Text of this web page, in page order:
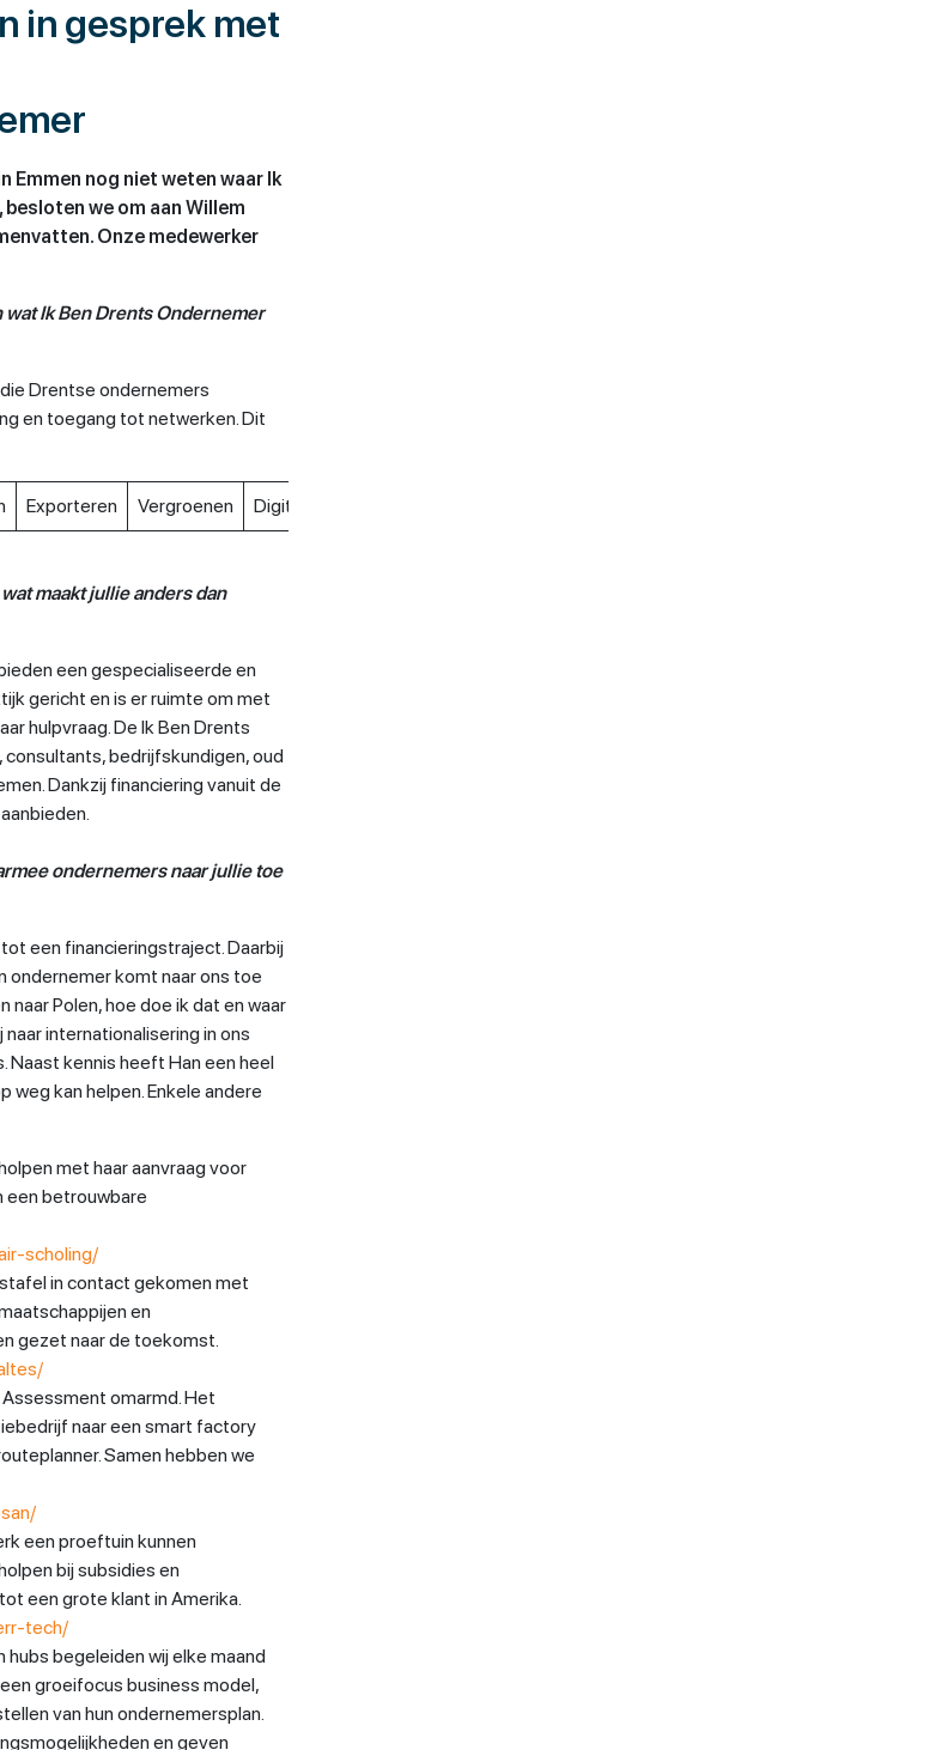
in gesprek met
Emmen nog niet weten waar Ik
we om aan Willem
Onze medewerker
Ik Ben Drents Ondernemer
Drentse ondernemers
en toegang tot netwerken. Dit
Exporteren Vergroenen Digitaliseren
maakt jullie anders dan
een gespecialiseerde en
gericht en is er ruimte om met
hulpvraag. De Ik Ben Drents
bedrijfskundigen, oud
Dankzij financiering vanuit de
ondernemers naar jullie toe
een financieringstraject. Daarbij
ondernemer komt naar ons toe
Polen, hoe doe ik dat en waar
internationalisering in ons
Naast kennis heeft Han een heel
weg kan helpen. Enkele andere
met haar aanvraag voor
een betrouwbare
scholing/
in contact gekomen met
en
gezet naar de toekomst.
omarmd. Het
naar een smart factory
Samen hebben we
een proeftuin kunnen
bij subsidies en
een grote klant in Amerika.
tech/
begeleiden wij elke maand
groeifocus business model,
van hun ondernemersplan.
en geven